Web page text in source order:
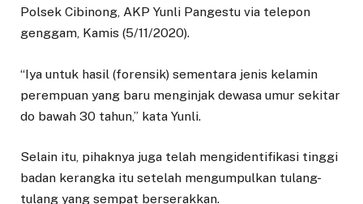
Polsek Cibinong, AKP Yunli Pangestu via telepon
genggam, Kamis (5/11/2020).
“Iya untuk hasil (forensik) sementara jenis kelamin
perempuan yang baru menginjak dewasa umur sekitar
do bawah 30 tahun,” kata Yunli.
Selain itu, pihaknya juga telah mengidentifikasi tinggi
badan kerangka itu setelah mengumpulkan tulang-
tulang yang sempat berserakkan.